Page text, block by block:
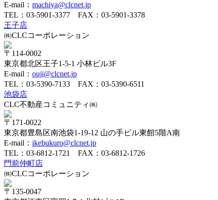
E-mail： machiya@clcnet.jp
TEL： 03-5901-3377 FAX：03-5901-3378
王子店
㈱CLCコーポレーション
〒114-0002
東京都北区王子1-5-1 小林ビル3F
E-mail： ouji@clcnet.jp
TEL： 03-5390-7133 FAX：03-5390-6511
池袋店
CLC不動産コミュニティ㈱
〒171-0022
東京都豊島区南池袋1-19-12 山の手ビル東館5階A南
E-mail： ikebukuro@clcnet.jp
TEL： 03-6812-1721
FAX：03-6812-1726
門前仲町店
㈱CLCコーポレーション
〒135-0047